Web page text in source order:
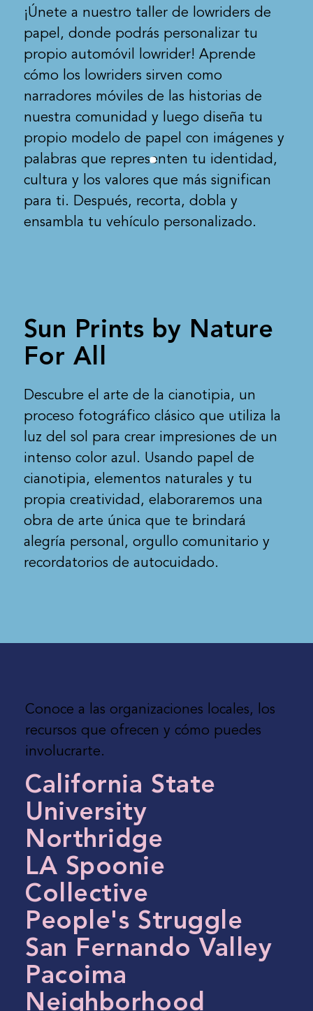
¡Únete a nuestro taller de lowriders de
papel, donde podrás personalizar tu
propio automóvil lowrider! Aprende
cómo los lowriders sirven como
narradores móviles de las historias de
nuestra comunidad y luego diseña tu
propio modelo de papel con imágenes y
palabras que representen tu identidad,
cultura y los valores que más significan
para ti. Después, recorta, dobla y
ensambla tu vehículo personalizado.
Sun Prints by Nature
For All
Descubre el arte de la cianotipia, un
proceso fotográfico clásico que utiliza la
luz del sol para crear impresiones de un
intenso color azul. Usando papel de
cianotipia, elementos naturales y tu
propia creatividad, elaboraremos una
obra de arte única que te brindará
alegría personal, orgullo comunitario y
recordatorios de autocuidado.
Conoce a las organizaciones locales, los
recursos que ofrecen y cómo puedes
involucrarte.
California State
University
Northridge
LA Spoonie
Collective
People's Struggle
San Fernando Valley
Pacoima
Neighborhood